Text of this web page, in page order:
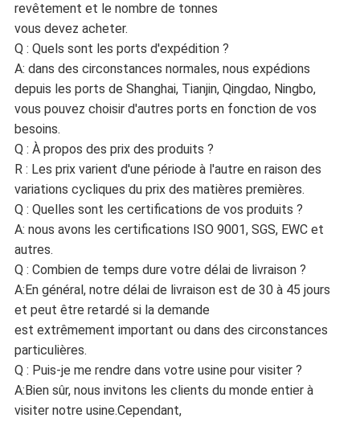
revêtement et le nombre de tonnes
vous devez acheter.
Q : Quels sont les ports d'expédition ?
A: dans des circonstances normales, nous expédions
depuis les ports de Shanghai, Tianjin, Qingdao, Ningbo,
vous pouvez choisir d'autres ports en fonction de vos
besoins.
Q : À propos des prix des produits ?
R : Les prix varient d'une période à l'autre en raison des
variations cycliques du prix des matières premières.
Q : Quelles sont les certifications de vos produits ?
A: nous avons les certifications ISO 9001, SGS, EWC et
autres.
Q : Combien de temps dure votre délai de livraison ?
A:En général, notre délai de livraison est de 30 à 45 jours
et peut être retardé si la demande
est extrêmement important ou dans des circonstances
particulières.
Q : Puis-je me rendre dans votre usine pour visiter ?
A:Bien sûr, nous invitons les clients du monde entier à
visiter notre usine.Cependant,